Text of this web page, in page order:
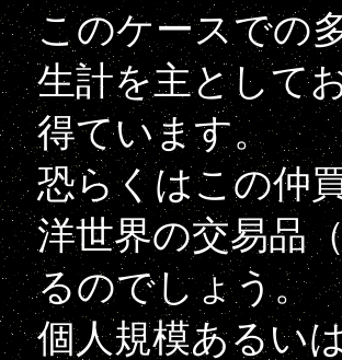
このケースでの
生計を主として
得ています。
恐らくはこの仲
洋世界の交易品
るのでしょう。
個人規模あるい